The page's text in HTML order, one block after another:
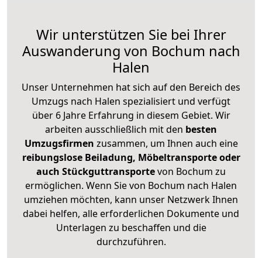
Wir unterstützen Sie bei Ihrer
Auswanderung von Bochum nach
Halen
Unser Unternehmen hat sich auf den Bereich des
Umzugs nach Halen spezialisiert und verfügt
über 6 Jahre Erfahrung in diesem Gebiet. Wir
arbeiten ausschließlich mit den besten
Umzugsfirmen zusammen, um Ihnen auch eine
reibungslose Beiladung, Möbeltransporte oder
auch Stückguttransportevon Bochum zu
ermöglichen. Wenn Sie von Bochum nach Halen
umziehen möchten, kann unser Netzwerk Ihnen
dabei helfen, alle erforderlichen Dokumente und
Unterlagen zu beschaffen und die
durchzuführen.